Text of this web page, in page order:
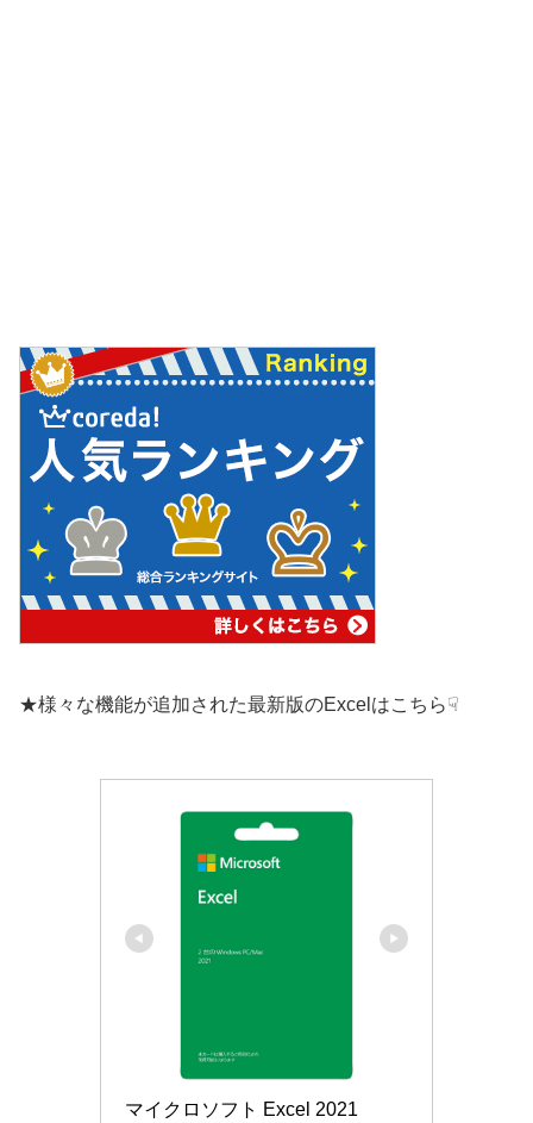
★様々な機能が追加された最新版のExcelはこちら☟
マイクロソフト Excel 2021